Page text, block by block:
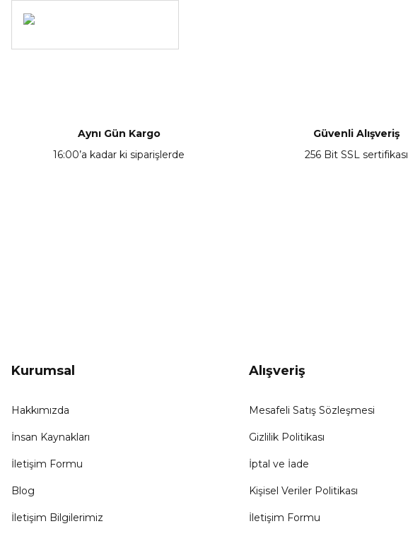
Aynı Gün Kargo
16:00’a kadar ki siparişlerde
Güvenli Alışveriş
256 Bit SSL sertifikası
Kurumsal
Hakkımızda
İnsan Kaynakları
İletişim Formu
Blog
İletişim Bilgilerimiz
Alışveriş
Mesafeli Satış Sözleşmesi
Gizlilik Politikası
İptal ve İade
Kişisel Veriler Politikası
İletişim Formu